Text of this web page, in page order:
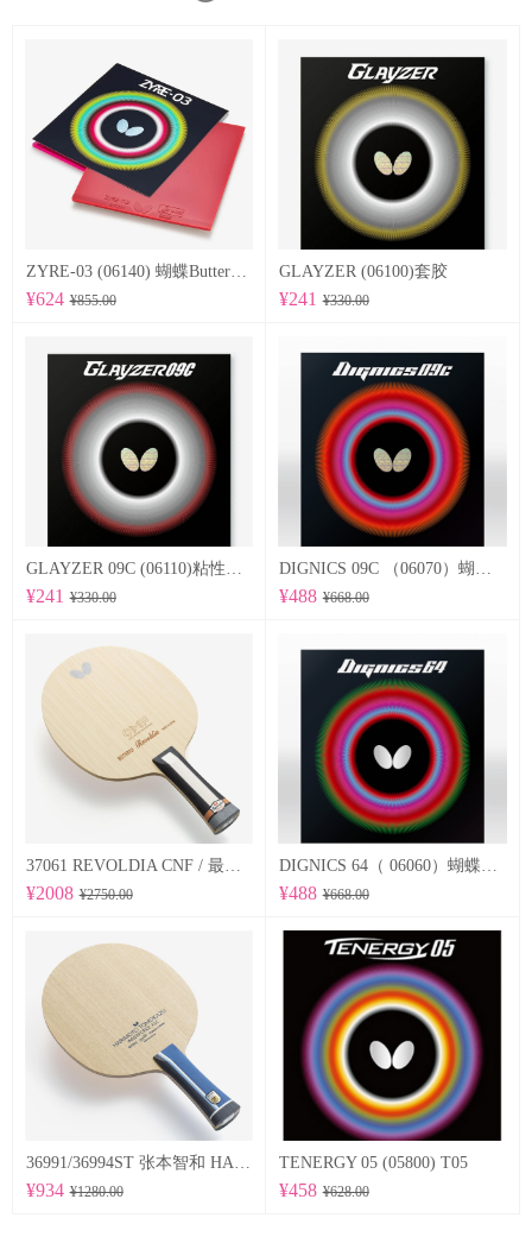
ZYRE-03 (06140) 蝴蝶Butterfly 专业反胶套胶
¥624 ¥855.00
GLAYZER (06100)套胶
¥241 ¥330.00
¥241 ¥330.00 ¥488 ¥668.00
¥2008 ¥2750.00 ¥488 ¥668.00
¥934 ¥1280.00
TENERGY 05 (05800) T05
¥458 ¥628.00